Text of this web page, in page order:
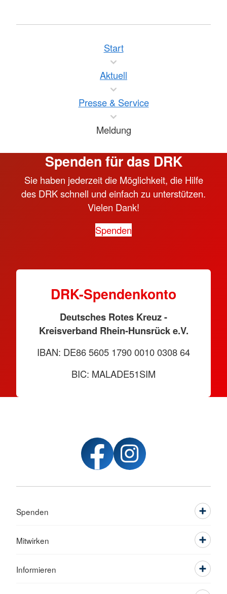
Start
Aktuell
Presse & Service
Meldung
Spenden für das DRK
Sie haben jederzeit die Möglichkeit, die Hilfe
des DRK schnell und einfach zu unterstützen.
Vielen Dank!
Spenden
DRK-Spendenkonto
Deutsches Rotes Kreuz -
Kreisverband Rhein-Hunsrück e.V.
IBAN: DE86 5605 1790 0010 0308 64
BIC: MALADE51SIM
Spenden
Mitwirken
Informieren